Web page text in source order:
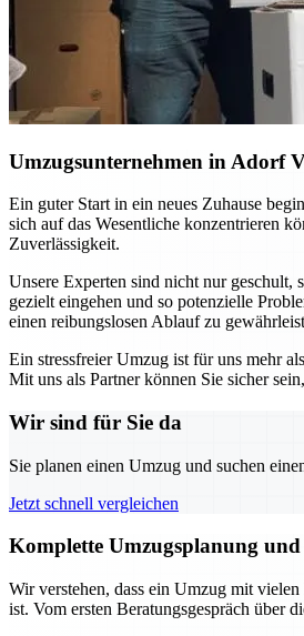
Umzugsunternehmen in Adorf
Ein guter Start in ein neues Zuhause
sich auf das Wesentliche konzentrieren
Zuverlässigkeit.
Unsere Experten sind nicht nur geschult,
gezielt eingehen und so potenzielle
einen reibungslosen Ablauf zu
Ein stressfreier Umzug ist für uns mehr
Mit uns als Partner können Sie sicher
Wir sind für Sie da
Sie planen einen Umzug und suchen
Jetzt schnell vergleichen
Komplette Umzugsplanung
Wir verstehen, dass ein Umzug mit
ist. Vom ersten Beratungsgespräch über